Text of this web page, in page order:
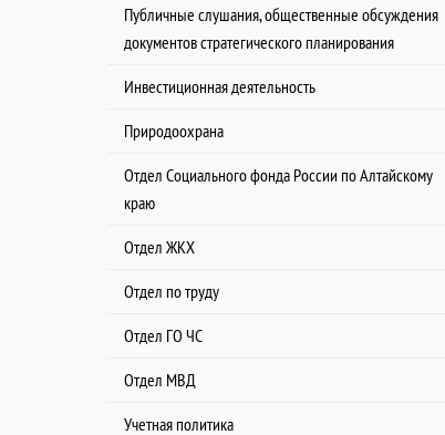
Публичные слушания, общественные обсуждения
документов стратегического планирования
Инвестиционная деятельность
Природоохрана
Отдел Социального фонда России по Алтайскому
краю
Отдел ЖКХ
Отдел по труду
Отдел ГО ЧС
Отдел МВД
Учетная политика